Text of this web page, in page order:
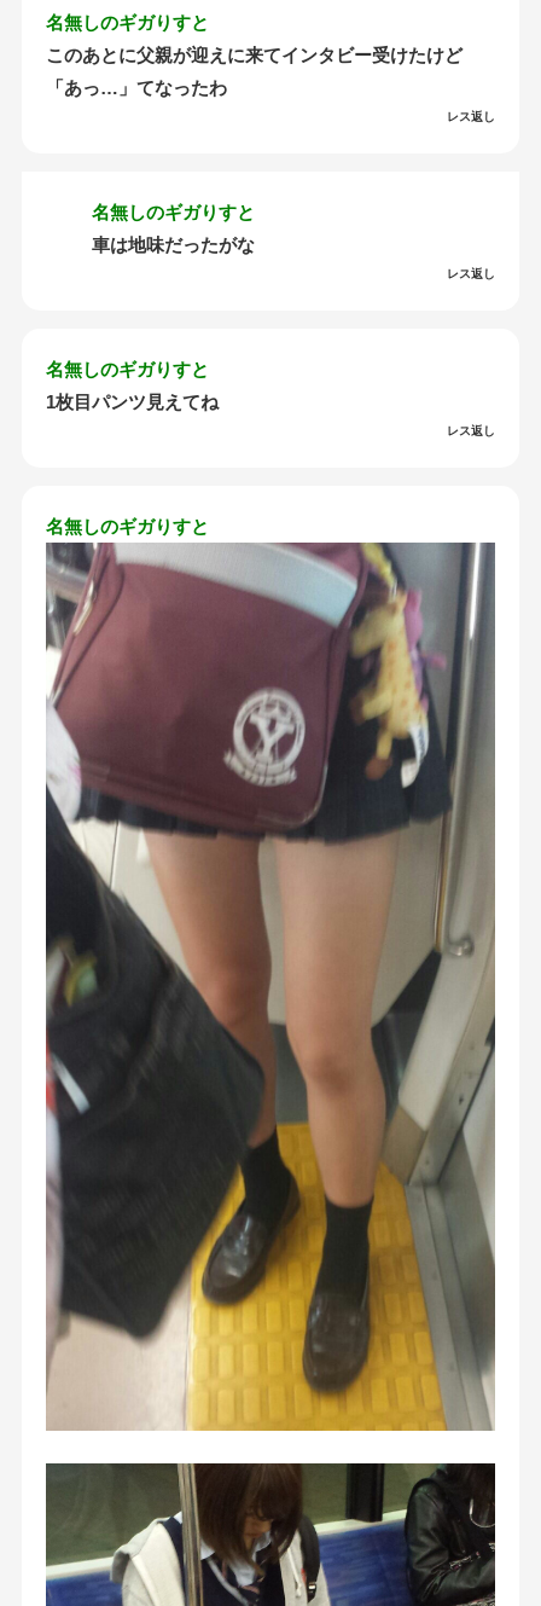
名無しのギガりすと
このあとに父親が迎えに来てインタビー受けたけど
「あっ…」てなったわ
レス返し
名無しのギガりすと
車は地味だったがな
レス返し
名無しのギガりすと
1枚目パンツ見えてね
レス返し
名無しのギガりすと